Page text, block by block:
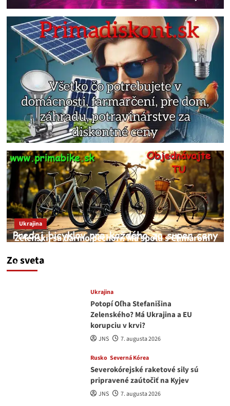
Zo sveta
Ukrajina
Zelenskij sa darmo pechorí. Má spolu s Chmarom
medvedar
Ukrajina
Potopí Oľha Stefanišina
Zelenského? Má Ukrajina a EU
korupciu v krvi?
JNS 7. augusta 2026
Rusko Severná Kórea
Severokórejské raketové sily sú
pripravené zaútočiť na Kyjev
JNS 7. augusta 2026